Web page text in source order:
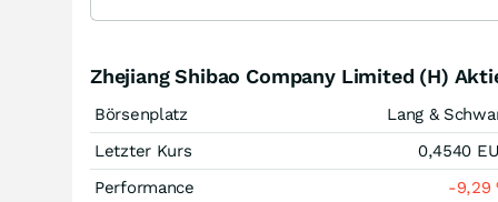
Zhejiang Shibao Company Limited (H)
Börsenplatz
Lang &
Letzter Kurs
0,4540
Performance
-9,29